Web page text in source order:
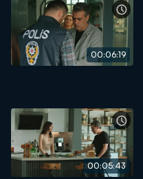
00:06:19
00:05:43